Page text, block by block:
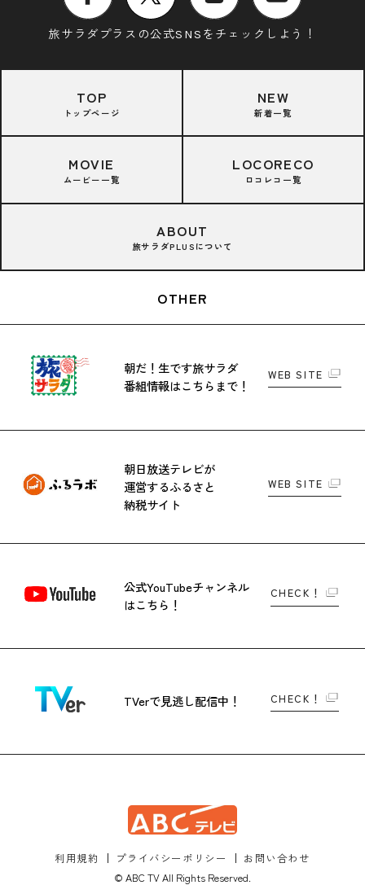
旅サラダプラスの公式SNSをチェックしよう！
TOP
トップページ
NEW
新着一覧
MOVIE
ムービー一覧
LOCORECO
ロコレコ一覧
ABOUT
旅サラダPLUSについて
OTHER
朝だ！生です旅サラダ
番組情報はこちらまで！
WEB SITE
朝日放送テレビが
運営するふるさと
納税サイト
WEB SITE
公式YouTubeチャンネル
はこちら！
CHECK！
TVerで見逃し配信中！ CHECK！
利用規約 プライバシーポリシー
お問い合わせ
© ABC TV All Rights Reserved.